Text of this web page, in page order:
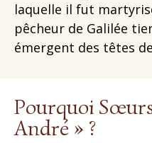
laquelle il fut
pêcheur de Galilée
émergent des têtes
Pourquoi
André » ?